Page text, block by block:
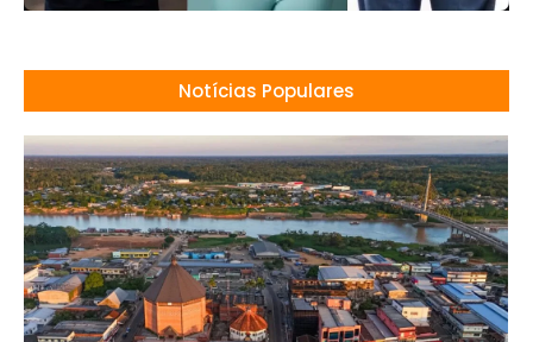
Notícias Populares